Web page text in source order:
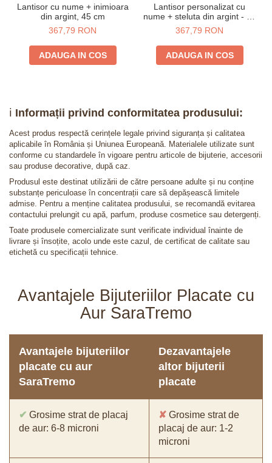
Lantisor cu nume + inimioara
din argint, 45 cm
367,79 RON
ADAUGA IN COS
Lantisor personalizat cu
nume + steluta din argint - 45
cm
367,79 RON
ADAUGA IN COS
ℹ️ Informații privind conformitatea produsului:
Acest produs respectă cerințele legale privind siguranța și calitatea
aplicabile în România și Uniunea Europeană. Materialele utilizate sunt
conforme cu standardele în vigoare pentru articole de bijuterie, accesorii
sau produse decorative, după caz.
Produsul este destinat utilizării de către persoane adulte și nu conține
substanțe periculoase în concentrații care să depășească limitele
admise. Pentru a menține calitatea produsului, se recomandă evitarea
contactului prelungit cu apă, parfum, produse cosmetice sau detergenți.
Toate produsele comercializate sunt verificate individual înainte de
livrare și însoțite, acolo unde este cazul, de certificat de calitate sau
etichetă cu specificații tehnice.
Avantajele Bijuteriilor Placate cu
Aur SaraTremo
Avantajele bijuteriilor
placate cu aur
SaraTremo
Dezavantajele
altor bijuterii
placate
✔ Grosime strat de placaj
de aur: 6-8 microni
✘ Grosime strat de
placaj de aur: 1-2
microni